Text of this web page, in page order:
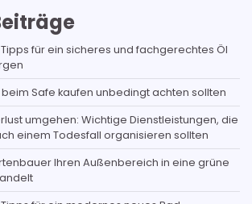
für ein sicheres und fachgerechtes Öl
Safe kaufen unbedingt achten sollten
umgehen: Wichtige Dienstleistungen, die
einem Todesfall organisieren sollten
Ihren Außenbereich in eine grüne